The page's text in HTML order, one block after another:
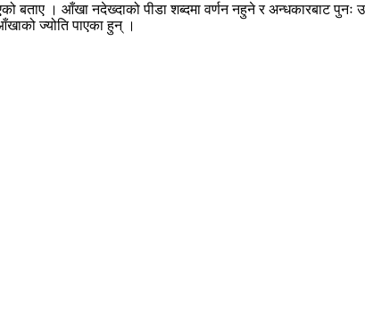
बताए । आँखा नदेख्दाको पीडा शब्दमा वर्णन नहुने र अन्धकारबाट
ज्योति पाएका हुन् ।